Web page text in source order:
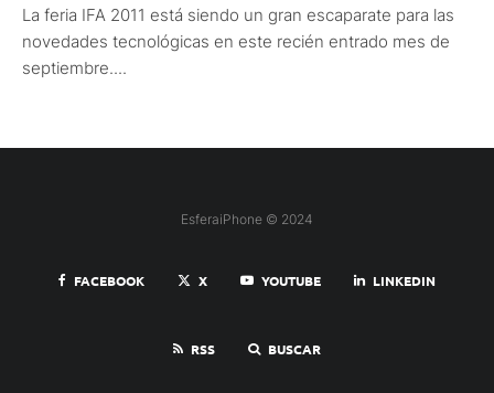
La feria IFA 2011 está siendo un gran escaparate para las
novedades tecnológicas en este recién entrado mes de
septiembre....
EsferaiPhone © 2024
FACEBOOK X YOUTUBE LINKEDIN
RSS BUSCAR